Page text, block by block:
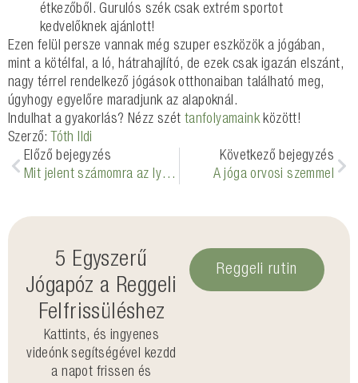
étkezőből. Gurulós szék csak extrém sportot
kedvelőknek ajánlott!
Ezen felül persze vannak még szuper eszközök a jógában,
mint a kötélfal, a ló, hátrahajlító, de ezek csak igazán elszánt,
nagy térrel rendelkező jógások otthonaiban található meg,
úgyhogy egyelőre maradjunk az alapoknál.
Indulhat a gyakorlás? Nézz szét tanfolyamainkközött!
Szerző: Tóth Ildi
Előző bejegyzés
Mit jelent számomra az Iyengar jóga?
Következő bejegyzés
A jóga orvosi szemmel
5 Egyszerű
Jógapóz a Reggeli
Felfrissüléshez
Kattints, és ingyenes
videónk segítségével kezdd
a napot frissen és
Reggeli rutin